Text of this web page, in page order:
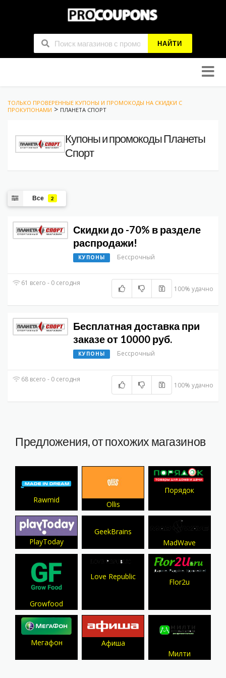
НАЙТИ
to
ТОЛЬКО ПРОВЕРЕННЫЕ КУПОНЫ И ПРОМОКОДЫ НА СКИДКИ С
ПРОКУПОНАМИ > ПЛАНЕТА СПОРТ
Купоны и промокоды Планеты
Спорт
Все 2
Скидки до -70% в разделе
распродажи!
КУПОНЫ Бессрочный
61 всего - 0 сегодня
100% удачно
Бесплатная доставка при
заказе от 10000 руб.
КУПОНЫ Бессрочный
68 всего - 0 сегодня
100% удачно
Предложения, от похожих магазинов
Rawmid Ollis
Порядок
PlayToday
GeekBrains
MadWave
Growfood
Love Republic
Flor2u
Мегафон
Афиша
Милти